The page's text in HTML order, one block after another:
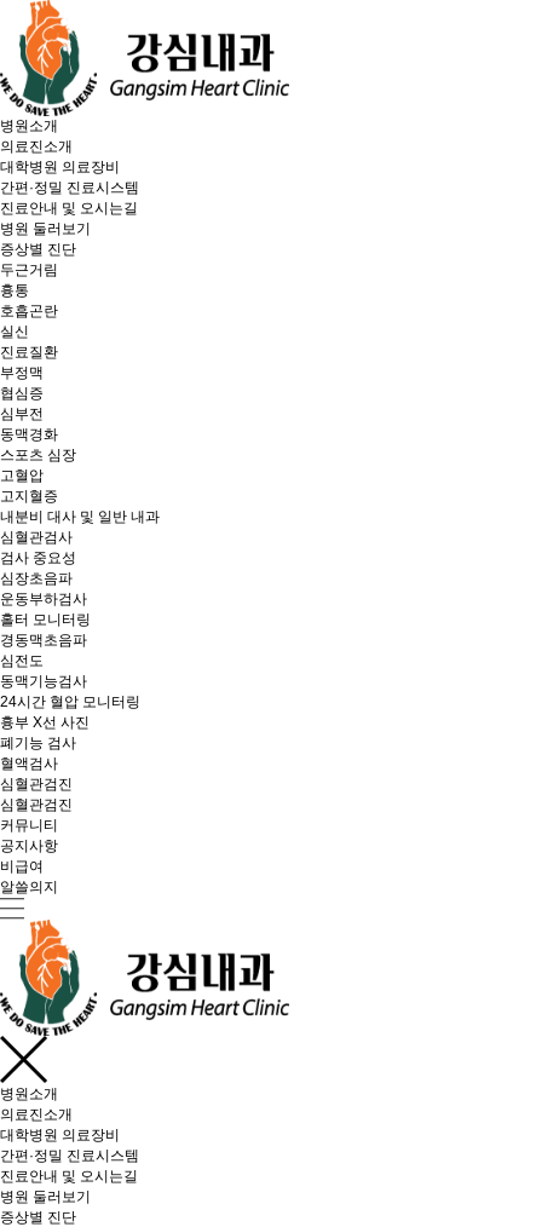
병원소개
의료진소개
대학병원 의료장비
간편·정밀 진료시스템
진료안내 및 오시는길
병원 둘러보기
증상별 진단
두근거림
흉통
호흡곤란
실신
진료질환
부정맥
협심증
심부전
동맥경화
스포츠 심장
고혈압
고지혈증
내분비 대사 및 일반 내과
심혈관검사
검사 중요성
심장초음파
운동부하검사
홀터 모니터링
경동맥초음파
심전도
동맥기능검사
24시간 혈압 모니터링
흉부 X선 사진
폐기능 검사
혈액검사
심혈관검진
심혈관검진
커뮤니티
공지사항
비급여
알쓸의지
병원소개
의료진소개
대학병원 의료장비
간편·정밀 진료시스템
진료안내 및 오시는길
병원 둘러보기
증상별 진단